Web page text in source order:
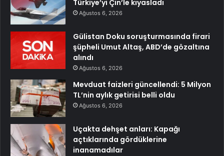
Türkiye’yi Çin’le kıyasladı
Ağustos 6, 2026
Gülistan Doku soruşturmasında firari
şüpheli Umut Altaş, ABD’de gözaltına
alındı
Ağustos 6, 2026
Mevduat faizleri güncellendi: 5 Milyon
TL’nin aylık getirisi belli oldu
Ağustos 6, 2026
Uçakta dehşet anları: Kapağı
açtıklarında gördüklerine
inanamadılar